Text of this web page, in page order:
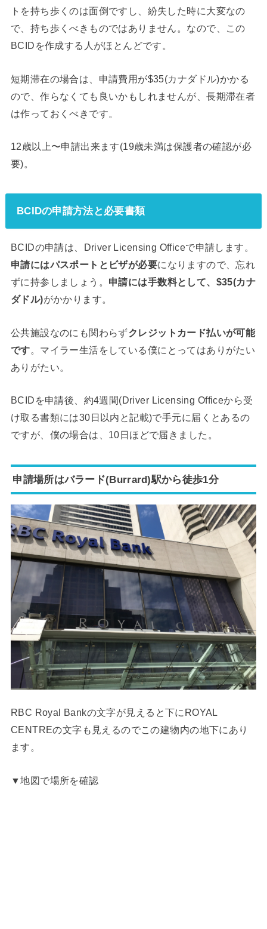
トを持ち歩くのは面倒ですし、紛失した時に大変なの
で、持ち歩くべきものではありません。なので、この
BCIDを作成する人がほとんどです。
短期滞在の場合は、申請費用が$35(カナダドル)かかる
ので、作らなくても良いかもしれませんが、長期滞在者
は作っておくべきです。
12歳以上〜申請出来ます(19歳未満は保護者の確認が必
要)。
BCIDの申請方法と必要書類
BCIDの申請は、Driver Licensing Officeで申請します。
申請にはパスポートとビザが必要になりますので、忘れ
ずに持参しましょう。 申請には手数料として、$35(カナ
ダドル)がかかります。
公共施設なのにも関わらずクレジットカード払いが可能
です。マイラー生活をしている僕にとってはありがたい
ありがたい。
BCIDを申請後、約4週間(Driver Licensing Officeから受
け取る書類には30日以内と記載)で手元に届くとあるの
ですが、僕の場合は、10日ほどで届きました。
申請場所はバラード(Burrard)駅から徒歩1分
RBC Royal Bankの文字が見えると下にROYAL
CENTREの文字も見えるのでこの建物内の地下にあり
ます。
▼地図で場所を確認